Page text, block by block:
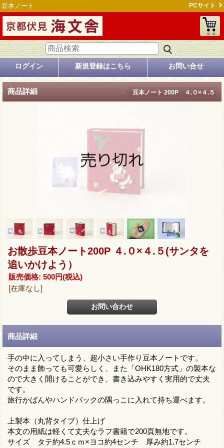
豆本ノート PCサイト
ログイン 新規登録はこちら お問い合せ
商品詳細 豆本ノート 200P ４.０×４.５
お散歩豆本ノート200P ４.０×４.５(サンタを
追いかけよう）
販売価格: 500円(税込)
[在庫なし]
商品詳細
手の中に入ってしまう、超小さい手作り豆本ノートです。
そのまま飾っても可愛らしく、また「OHK180方式」の製本な
ので大きく開けることができ、書き込みやすく実用的で丈夫
です。
旅行かばんやハンドバックの隅っこに入れて持ち運べます。
上製本（丸背タイプ）仕上げ
本文の用紙は軽くて丈夫なラフ書籍で200頁無地です。
サイズ タテ約4.5ｃｍ×ヨコ約4センチ 厚み約1.7センチ